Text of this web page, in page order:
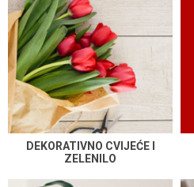
DEKORATIVNO CVIJEĆE I
ZELENILO